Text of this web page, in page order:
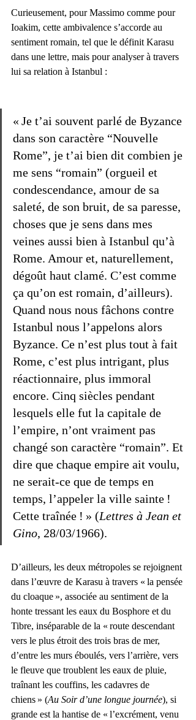
Curieusement, pour Massimo comme pour
Ioakim, cette ambivalence s’accorde au
sentiment romain, tel que le définit Karasu
dans une lettre, mais pour analyser à travers
lui sa relation à Istanbul :
« Je t’ai souvent parlé de Byzance
dans son caractère “Nouvelle
Rome”, je t’ai bien dit combien je
me sens “romain” (orgueil et
condescendance, amour de sa
saleté, de son bruit, de sa paresse,
choses que je sens dans mes
veines aussi bien à Istanbul qu’à
Rome. Amour et, naturellement,
dégoût haut clamé. C’est comme
ça qu’on est romain, d’ailleurs).
Quand nous nous fâchons contre
Istanbul nous l’appelons alors
Byzance. Ce n’est plus tout à fait
Rome, c’est plus intrigant, plus
réactionnaire, plus immoral
encore. Cinq siècles pendant
lesquels elle fut la capitale de
l’empire, n’ont vraiment pas
changé son caractère “romain”. Et
dire que chaque empire ait voulu,
ne serait-ce que de temps en
temps, l’appeler la ville sainte !
Cette traînée ! » (Lettres à Jean et
Gino, 28/03/1966).
D’ailleurs, les deux métropoles se rejoignent
dans l’œuvre de Karasu à travers « la pensée
du cloaque », associée au sentiment de la
honte tressant les eaux du Bosphore et du
Tibre, inséparable de la « route descendant
vers le plus étroit des trois bras de mer,
d’entre les murs éboulés, vers l’arrière, vers
le fleuve que troublent les eaux de pluie,
traînant les couffins, les cadavres de
chiens » (Au Soir d’une longue journée), si
grande est la hantise de « l’excrément, venu